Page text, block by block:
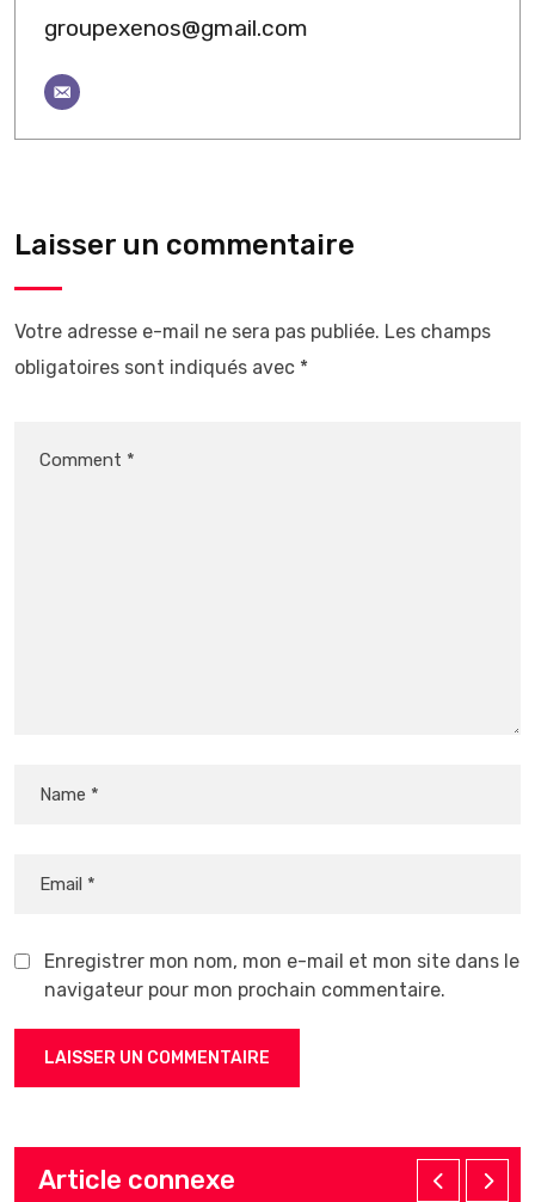
groupexenos@gmail.com
Laisser un commentaire
Votre adresse e-mail ne sera pas publiée. Les champs
obligatoires sont indiqués avec *
Enregistrer mon nom, mon e-mail et mon site dans le
navigateur pour mon prochain commentaire.
Article connexe